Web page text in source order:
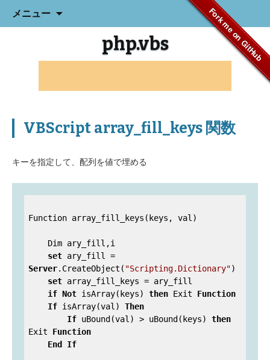
Fork me on GitHub
メニュー
キ
php.vbs
VBScript array_fill_keys 関数
キーを指定して、配列を値で埋める
Function array_fill_keys(keys, val)
set
Server.CreateObject( "Scripting.Dictionary")
set array_fill_keys = ary_fill
if Not isArray(keys) then Exit Function
If isArray(val) Then
If uBound(val) > uBound(keys) then
Exit Function
End
If